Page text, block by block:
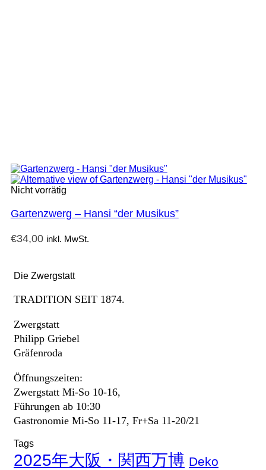
Nicht vorrätig
Gartenzwerg – Hansi “der Musikus”
€34,00 inkl. MwSt.
Die Zwergstatt
TRADITION SEIT 1874.
Zwergstatt
Philipp Griebel
Gräfenroda
Öffnungszeiten:
Zwergstatt Mi-So 10-16,
Führungen ab 10:30
Gastronomie Mi-So 11-17, Fr+Sa 11-20/21
Tags
2025年大阪・関西万博 Deko